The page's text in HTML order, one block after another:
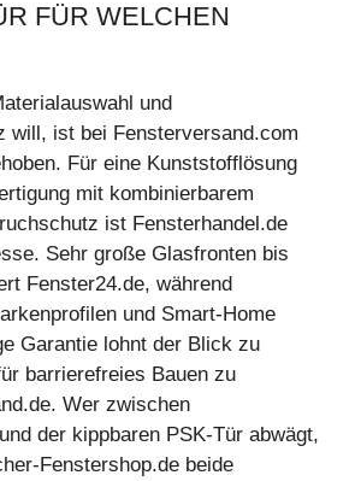
FÜR WELCHEN
und
will, ist bei Fensterversand.com
Für eine Kunststofflösung
mit kombinierbarem
ist Fensterhandel.de
Sehr große Glasfronten bis
Fenster24.de, während
und Smart-Home
Garantie lohnt der Blick zu
barrierefreies Bauen zu
Wer zwischen
der kippbaren PSK-Tür abwägt,
Fenstershop.de beide